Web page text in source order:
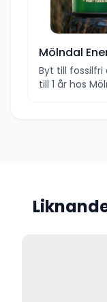
Mölndal
Byt till
till 1 år hos